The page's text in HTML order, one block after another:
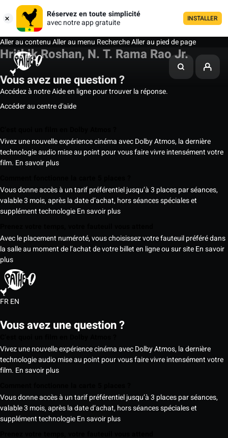
Réservez en toute simplicité
avec notre app gratuite
INSTALLER
Aller au contenuAller au menu RechercheAller au pied de page
Hrithik Roshan, N. T. Rama Rao Jr.
Vous avez une question ?
Accédez à notre Aide en ligne pour trouver la réponse.
Accéder au centre d'aide
Vivez une nouvelle expérience cinéma avec Dolby Atmos, la dernière
technologie audio mise au point pour vous faire vivre intensément votre
film. En savoir plus
Vous donne accès à un tarif préférentiel jusqu’à 3 places par séances,
valable 3 mois, après la date d’achat, hors séances spéciales et
supplément technologieEn savoir plus
Avec le placement numéroté, vous choisissez votre fauteuil préféré dans
la salle au moment de l’achat de votre billet en ligne ou sur siteEn savoir
plus
FREN
Vous avez une question ?
Vivez une nouvelle expérience cinéma avec Dolby Atmos, la dernière
technologie audio mise au point pour vous faire vivre intensément votre
film. En savoir plus
Vous donne accès à un tarif préférentiel jusqu’à 3 places par séances,
valable 3 mois, après la date d’achat, hors séances spéciales et
supplément technologieEn savoir plus